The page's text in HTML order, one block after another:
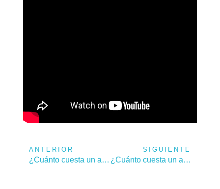
ANTERIOR
¿Cuánto cuesta un aborto en Oaxaca 2025?
SIGUIENTE
¿Cuánto cuesta un aborto en Cancún en 2025?